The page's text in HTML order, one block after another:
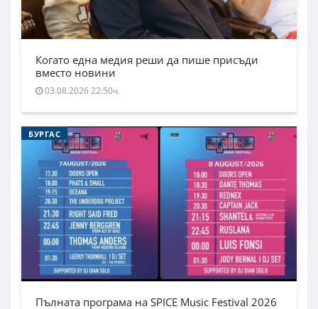
Когато една медия реши да пише присъди
вместо новини
03.08.2026 22:50ч.
БУРГАС
Пълната програма на SPICE Music Festival 2026